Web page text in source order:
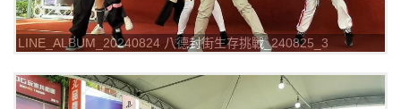
LINE_ALBUM_20240824 八德封街生存挑戰_240825_3